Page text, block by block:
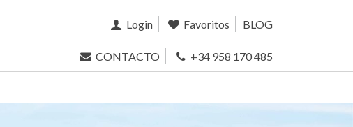
Login Favoritos BLOG
CONTACTO +34 958 170 485